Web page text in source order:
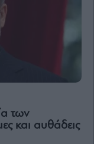
των
και αυθάδεις